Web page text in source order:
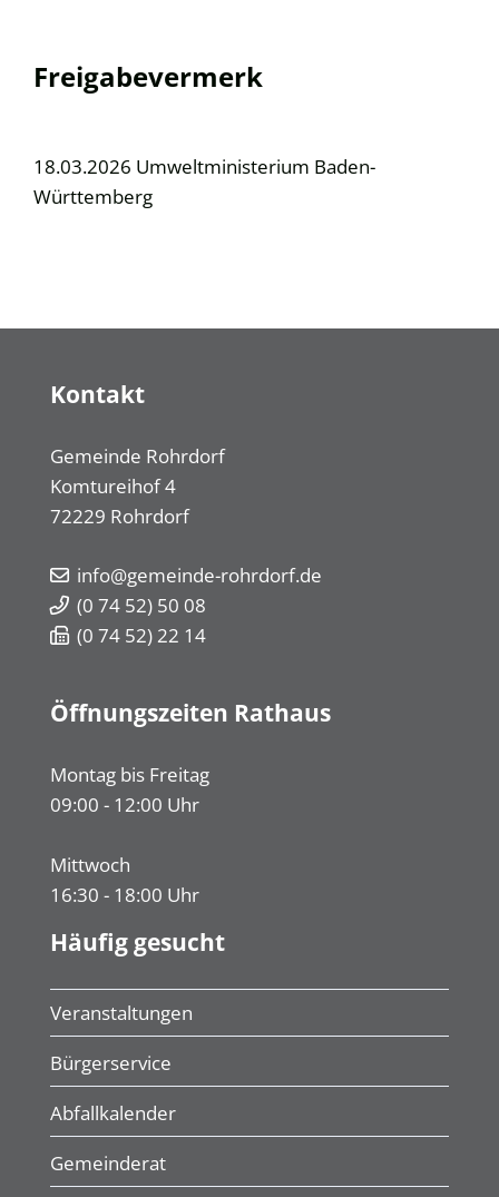
Freigabevermerk
18.03.2026 Umweltministerium Baden-
Württemberg
Kontakt
Gemeinde Rohrdorf
Komtureihof 4
72229 Rohrdorf
info@gemeinde-rohrdorf.de
(0 74 52) 50 08
(0 74 52) 22 14
Öffnungszeiten Rathaus
Montag bis Freitag
09:00 - 12:00 Uhr
Mittwoch
16:30 - 18:00 Uhr
Häufig gesucht
Veranstaltungen
Bürgerservice
Abfallkalender
Gemeinderat